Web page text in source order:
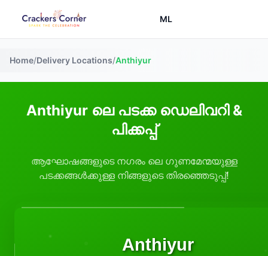
ML
Home/Delivery Locations/Anthiyur
Anthiyur ലെ പടക്ക ഡെലിവറി &
പിക്കപ്പ്
ആഘോഷങ്ങളുടെ നഗരം ലെ ഗുണമേന്മയുള്ള
പടക്കങ്ങൾക്കുള്ള നിങ്ങളുടെ തിരഞ്ഞെടുപ്പ്!
Anthiyur